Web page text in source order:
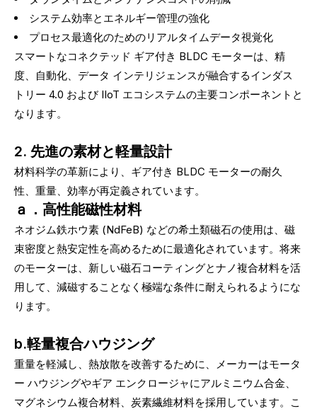
システム効率とエネルギー管理の強化
プロセス最適化のためのリアルタイムデータ視覚化
スマートなコネクテッド ギア付き BLDC モーターは、精
度、自動化、データ インテリジェンスが融合するインダス
トリー 4.0 および IIoT エコシステムの主要コンポーネントと
なります。
2. 先進の素材と軽量設計
材料科学の革新により、ギア付き BLDC モーターの耐久
性、重量、効率が再定義されています。
ａ．高性能磁性材料
ネオジム鉄ホウ素 (NdFeB) などの希土類磁石の使用は、磁
束密度と熱安定性を高めるために最適化されています。将来
のモーターは、新しい磁石コーティングとナノ複合材料を活
用して、減磁することなく極端な条件に耐えられるようにな
ります。
b.軽量複合ハウジング
重量を軽減し、熱放散を改善するために、メーカーはモータ
ー ハウジングやギア エンクロージャにアルミニウム合金、
マグネシウム複合材料、炭素繊維材料を採用しています。こ